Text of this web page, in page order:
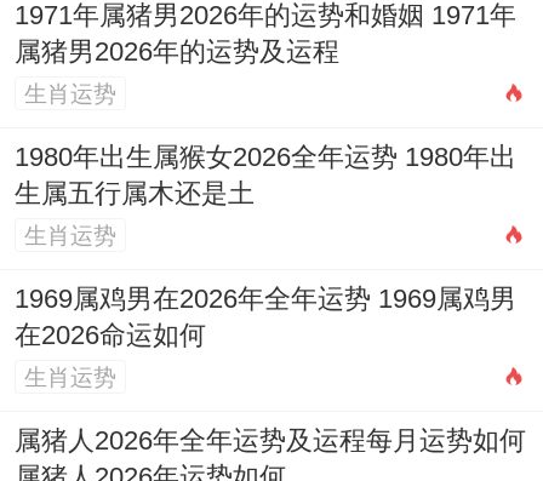
「移徙」或「乔迁」！
2026年9月得部分选择包括：
9月3日（金匮）：此日「宜移徙、入宅」，
且是黄道吉日，真理想！
当日「忌嫁娶、安葬」.
9月12日:此日「宜进人口、入宅、移徙」；
且无禁忌，综合条件很好！
1971年属猪男2026年的运势和婚姻 1971年
属猪男2026年的运势及运程
生肖运势
1980年出生属猴女2026全年运势 1980年出
生属五行属木还是土
生肖运势
1969属鸡男在2026年全年运势 1969属鸡男
在2026命运如何
生肖运势
属猪人2026年全年运势及运程每月运势如何